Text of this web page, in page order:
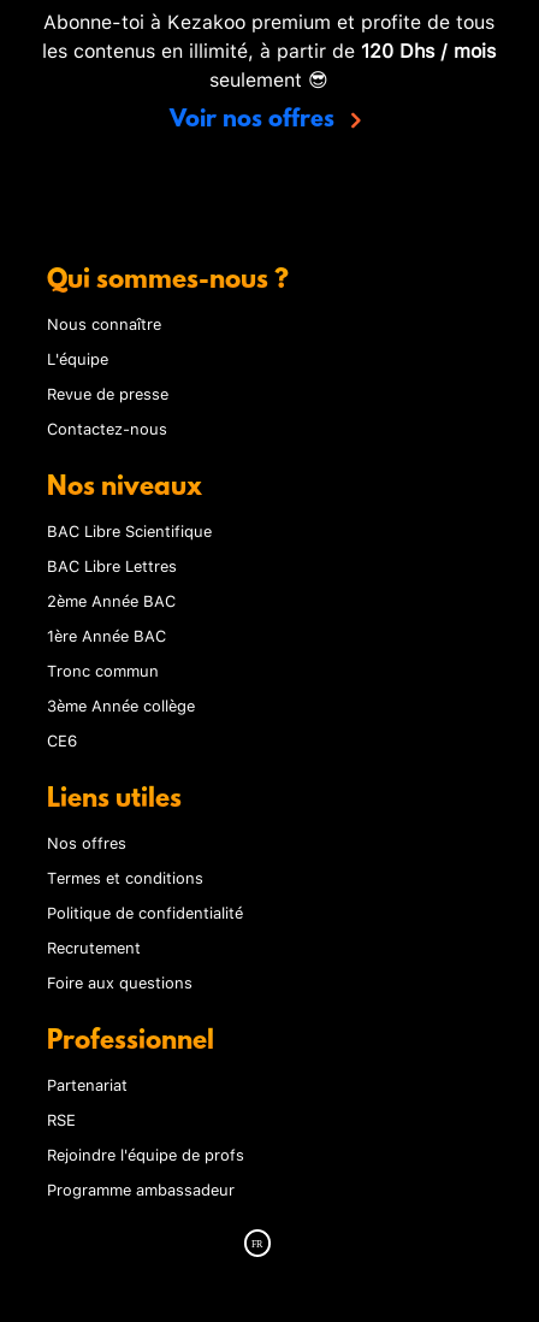
Abonne-toi à Kezakoo premium et profite de tous
les contenus en illimité, à partir de 120 Dhs / mois
seulement 😎
Voir nos offres
Qui sommes-nous ?
Nous connaître
L'équipe
Revue de presse
Contactez-nous
Nos niveaux
BAC Libre Scientifique
BAC Libre Lettres
2ème Année BAC
1ère Année BAC
Tronc commun
3ème Année collège
CE6
Liens utiles
Nos offres
Termes et conditions
Politique de confidentialité
Recrutement
Foire aux questions
Professionnel
Partenariat
RSE
Rejoindre l'équipe de profs
Programme ambassadeur